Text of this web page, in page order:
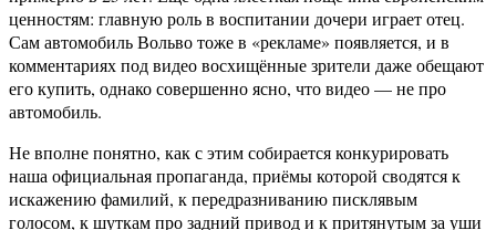
ценностям: главную роль в воспитании дочери играет отец.
Сам автомобиль Вольво тоже в «рекламе» появляется, и в
комментариях под видео восхищённые зрители даже обещают
его купить, однако совершенно ясно, что видео — не про
автомобиль.
Не вполне понятно, как с этим собирается конкурировать
наша официальная пропаганда, приёмы которой сводятся к
искажению фамилий, к передразниванию писклявым
голосом, к шуткам про задний привод и к притянутым за уши